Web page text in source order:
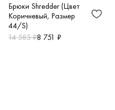
Брюки Shredder (Цвет
Коричневый, Размер
44/S)
14 585 ₽8 751 ₽